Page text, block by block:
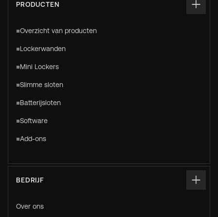
PRODUCTEN
Overzicht van producten
Lockerwanden
Mini Lockers
Slimme sloten
Batterijsloten
Software
Add-ons
BEDRIJF
Over ons